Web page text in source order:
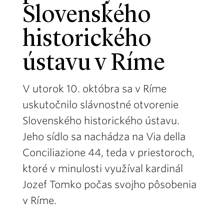
Slovenského
historického
ústavu v Ríme
V utorok 10. októbra sa v Ríme
uskutočnilo slávnostné otvorenie
Slovenského historického ústavu.
Jeho sídlo sa nachádza na Via della
Conciliazione 44, teda v priestoroch,
ktoré v minulosti využíval kardinál
Jozef Tomko počas svojho pôsobenia
v Ríme.